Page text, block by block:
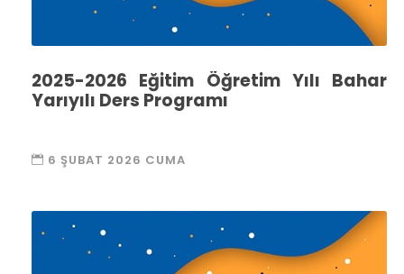
2025-2026 Eğitim Öğretim Yılı Bahar
Yarıyılı Ders Programı
6 ŞUBAT 2026 CUMA